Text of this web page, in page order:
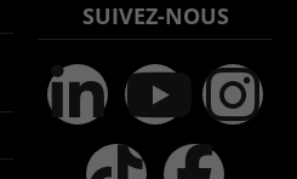
SUIVEZ-NOUS